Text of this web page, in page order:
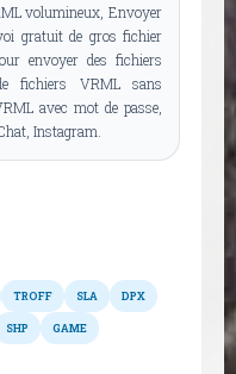
volumineux, Envoyer
gratuit de gros fichier
envoyer des fichiers
fichiers VRML sans
avec mot de passe,
Instagram.
TROFF SLA DPX
SHP GAME